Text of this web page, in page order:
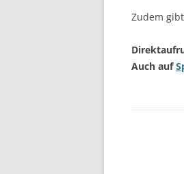
Zudem
Auch auf